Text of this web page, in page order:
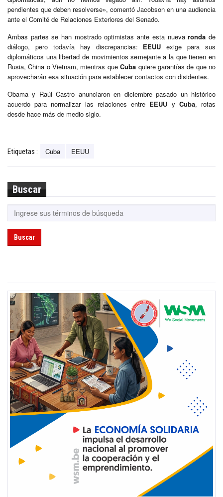
pendientes que deben resolverse», comentó Jacobson en una audiencia
ante el Comité de Relaciones Exteriores del Senado.
Ambas partes se han mostrado optimistas ante esta nuevaronda de
diálogo, pero todavía hay discrepancias: EEUU exige para sus
diplomáticos una libertad de movimientos semejante a la que tienen en
Rusia, China o Vietnam, mientras queCuba quiere garantías de que no
aprovecharán esa situación para establecer contactos con disidentes.
Obama y Raúl Castro anunciaron en diciembre pasado un histórico
acuerdo para normalizar las relaciones entre EEUU y Cuba, rotas
desde hace más de medio siglo.
Etiquetas : Cuba EEUU
Buscar
Buscar